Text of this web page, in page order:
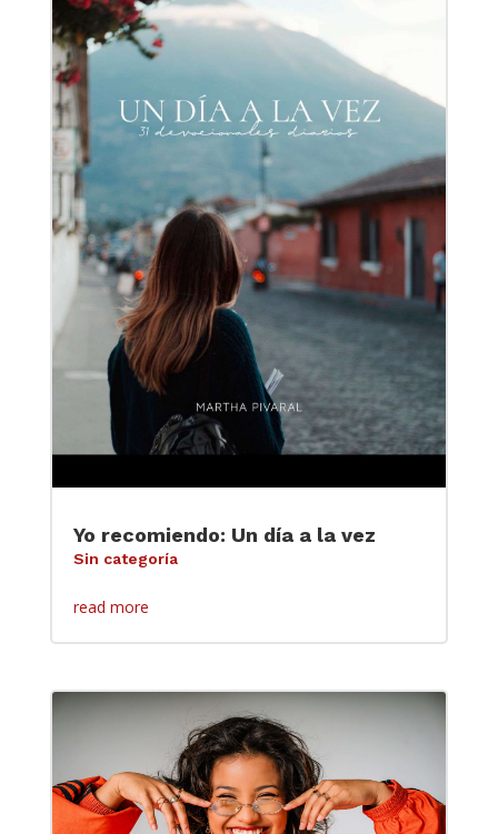
Yo recomiendo: Un día a la vez
Sin categoría
read more